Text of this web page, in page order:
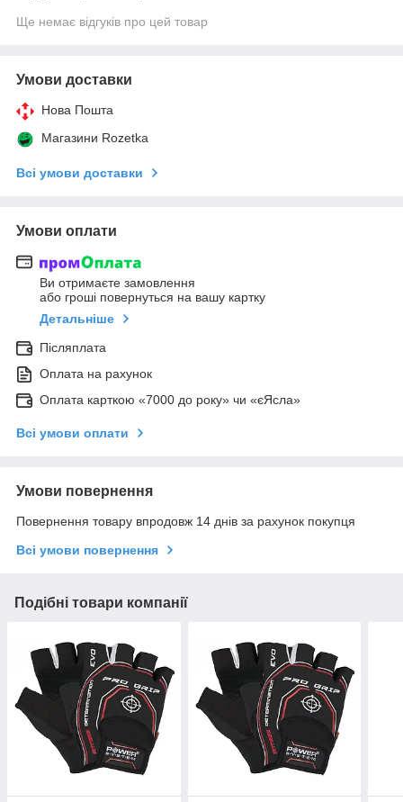
Ще немає відгуків про цей товар
Умови доставки
Нова Пошта
Магазини Rozetka
Всі умови доставки
Умови оплати
Ви отримаєте замовлення
або гроші повернуться на вашу картку
Детальніше
Післяплата
Оплата на рахунок
Оплата карткою «7000 до року» чи «єЯсла»
Всі умови оплати
Умови повернення
Повернення товару впродовж 14 днів за рахунок покупця
Всі умови повернення
Подібні товари компанії